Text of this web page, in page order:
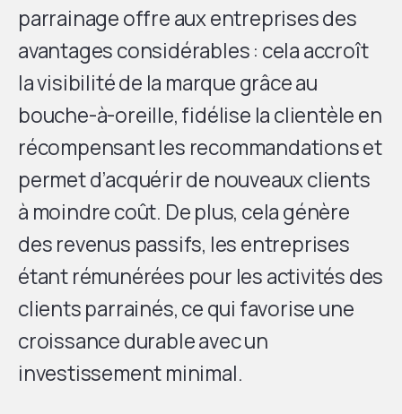
parrainage offre aux entreprises des
avantages considérables : cela accroît
la visibilité de la marque grâce au
bouche-à-oreille, fidélise la clientèle en
récompensant les recommandations et
permet d’acquérir de nouveaux clients
à moindre coût. De plus, cela génère
des revenus passifs, les entreprises
étant rémunérées pour les activités des
clients parrainés, ce qui favorise une
croissance durable avec un
investissement minimal.